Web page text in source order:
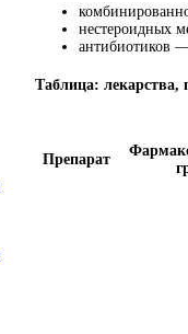
нестероидных
антибиотиков
Таблица: лекарства,
Препарат